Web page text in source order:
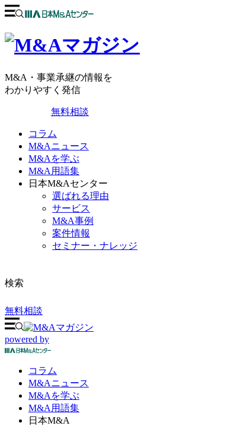
M&A・事業承継の情報を
わかりやすく発信
無料相談
コラム
M&Aニュース
M&Aを学ぶ
M&A用語集
日本M&Aセンター
選ばれる理由
サービス
M&A事例
案件情報
セミナー・ナレッジ
検索
無料相談
powered by
コラム
M&Aニュース
M&Aを学ぶ
M&A 用語集
日本M&A